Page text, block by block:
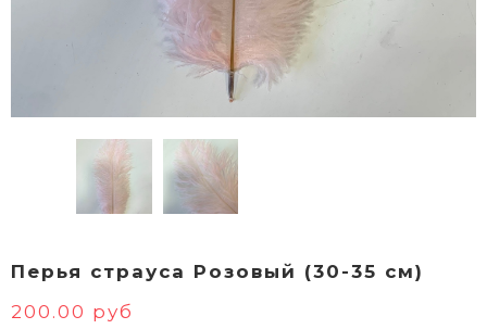
Перья страуса Розовый (30-35 см)
200.00 руб